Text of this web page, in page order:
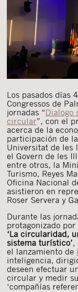
Los pasados días
Congressos de
jornadas “Dialogo
circular”, con el
acerca de la
participación de
Universitat de les
el Govern de les
entre otros, la
Turismo, Reyes
Oficina Nacional
asistieron en
Roser Servera y
Durante las
protagonizado
‘La circularidad,
sistema turístico’,
el lanzamiento de
inteligencia,
deseen efectuar
circular y medir su
‘compañías